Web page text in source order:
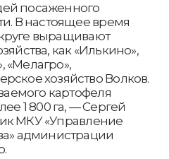
посаженного
В настоящее время
выращивают
как «Илькино»,
«Мелагро»,
хозяйство Волков.
картофеля
1 800 га, — Сергей
МКУ «Управление
администрации